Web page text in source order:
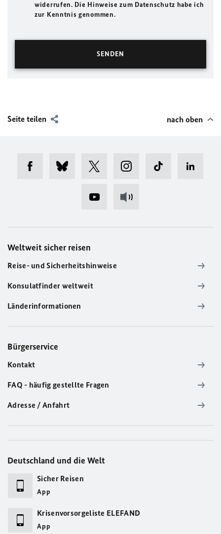
widerrufen. Die Hinweise zum Datenschutz habe ich
zur Kenntnis genommen.
Seite teilen nach oben
Weltweit sicher reisen
Reise- und Sicherheitshinweise
Konsulatfinder weltweit
Länderinformationen
Bürgerservice
Kontakt
FAQ - häufig gestellte Fragen
Adresse / Anfahrt
Deutschland und die Welt
Sicher Reisen
App
Krisenvorsorgeliste ELEFAND
App